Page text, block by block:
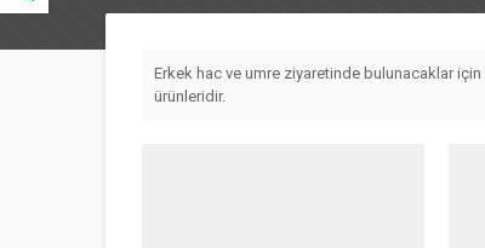
Erkek hac ve umre ziyaretinde bulunacaklar
ürünleridir.